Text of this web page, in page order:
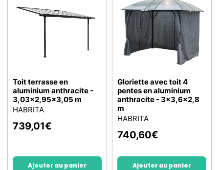
Toit terrasse en
aluminium anthracite -
3,03x2,95x3,05 m
HABRITA
739,01€
Ajouter au panier
Gloriette avec toit 4
pentes en aluminium
anthracite - 3x3,6x2,8
m
HABRITA
740,60€
Ajouter au panier